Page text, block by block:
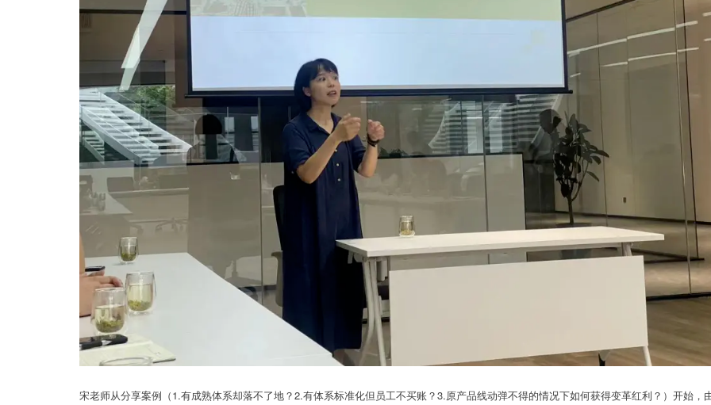
宋老师从分享案例（1.有成熟体系却落不了地？2.有体系标准化但员工不买账？3.原产品线动弹不得的情况下如何获得变革红利？）开始，